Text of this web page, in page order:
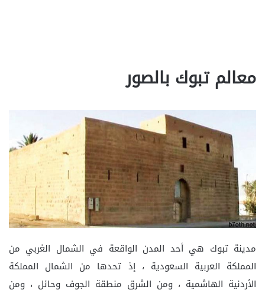
معالم تبوك بالصور
مدينة تبوك هي أحد المدن الواقعة في الشمال الغربي من
المملكة العربية السعودية ، إذ تحدها من الشمال المملكة
الأردنية الهاشمية ، ومن الشرق منطقة الجوف وحائل ، ومن